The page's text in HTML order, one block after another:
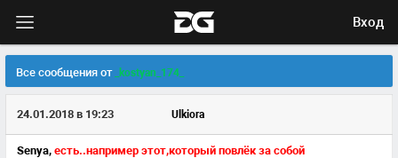
Вход
Все сообщения от _kostyan_174_
24.01.2018 в 19:23 Ulkiora
Senya, есть..например этот,который повлёк за собой